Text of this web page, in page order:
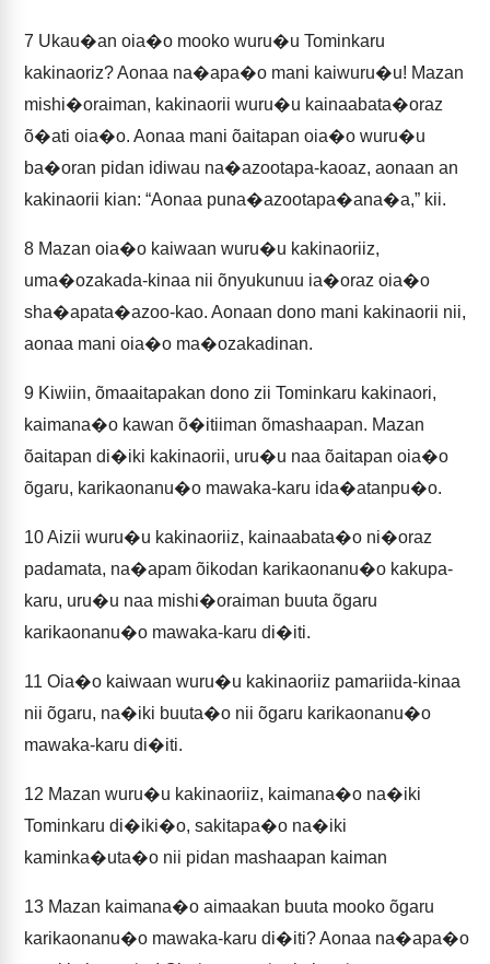
7 Ukau�an oia�o mooko wuru�u Tominkaru
kakinaoriz? Aonaa na�apa�o mani kaiwuru�u! Mazan
mishi�oraiman, kakinaorii wuru�u kainaabata�oraz
õ�ati oia�o. Aonaa mani õaitapan oia�o wuru�u
ba�oran pidan idiwau na�azootapa-kaoaz, aonaan an
kakinaorii kian: “Aonaa puna�azootapa�ana�a,” kii.
8 Mazan oia�o kaiwaan wuru�u kakinaoriiz,
uma�ozakada-kinaa nii õnyukunuu ia�oraz oia�o
sha�apata�azoo-kao. Aonaan dono mani kakinaorii nii,
aonaa mani oia�o ma�ozakadinan.
9 Kiwiin, õmaaitapakan dono zii Tominkaru kakinaori,
kaimana�o kawan õ�itiiman õmashaapan. Mazan
õaitapan di�iki kakinaorii, uru�u naa õaitapan oia�o
õgaru, karikaonanu�o mawaka-karu ida�atanpu�o.
10Aizii wuru�u kakinaoriiz, kainaabata�o ni�oraz
padamata, na�apam õikodan karikaonanu�o kakupa-
karu, uru�u naa mishi�oraiman buuta õgaru
karikaonanu�o mawaka-karu di�iti.
11 Oia�o kaiwaan wuru�u kakinaoriiz pamariida-kinaa
nii õgaru, na�iki buuta�o nii õgaru karikaonanu�o
mawaka-karu di�iti.
12 Mazan wuru�u kakinaoriiz, kaimana�o na�iki
Tominkaru di�iki�o, sakitapa�o na�iki
kaminka�uta�o nii pidan mashaapan kaiman
13 Mazan kaimana�o aimaakan buuta mooko õgaru
karikaonanu�o mawaka-karu di�iti? Aonaa na�apa�o